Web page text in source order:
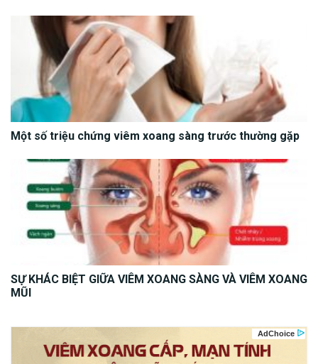
Một số triệu chứng viêm xoang sàng trước thường gặp
SỰ KHÁC BIỆT GIỮA VIÊM XOANG SÀNG VÀ VIÊM XOANG
MŨI